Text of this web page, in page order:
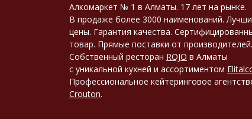
Алкомаркет № 1 в Алматы. 17 лет на рынке.
В продаже более 3000 наименований.
цены. Гарантия качества.
товар. Прямые поставки от производителей.
Собственный ресторан ROJO в Алматы
с уникальной кухней и ассортиментом
Профессиональное кейтеринговое
Crouton.